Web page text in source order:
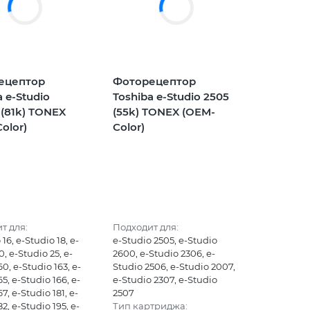
e-Studio
TONEX
для:
e-Studio 18, e-
e-Studio 25, e-
e-Studio 163, e-
e-Studio 166, e-
e-Studio 181, e-
e-Studio 195, e-
Фоторецептор
Toshiba e-Studio 2505
(55k) TONEX (OEM-
Color)
Подходит для:
e-Studio 2505, e-Studio
2600, e-Studio 2306, e-
Studio 2506, e-Studio 2007,
e-Studio 2307, e-Studio
2507
Тип картриджа: